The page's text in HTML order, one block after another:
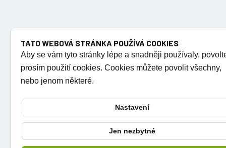
TATO WEBOVÁ STRÁNKA POUŽÍVÁ COOKIES
Aby se vám tyto stránky lépe a snadněji používaly,
prosím použití cookies. Cookies můžete povolit všechny,
nebo jenom některé.
Nastavení
Jen nezbytné